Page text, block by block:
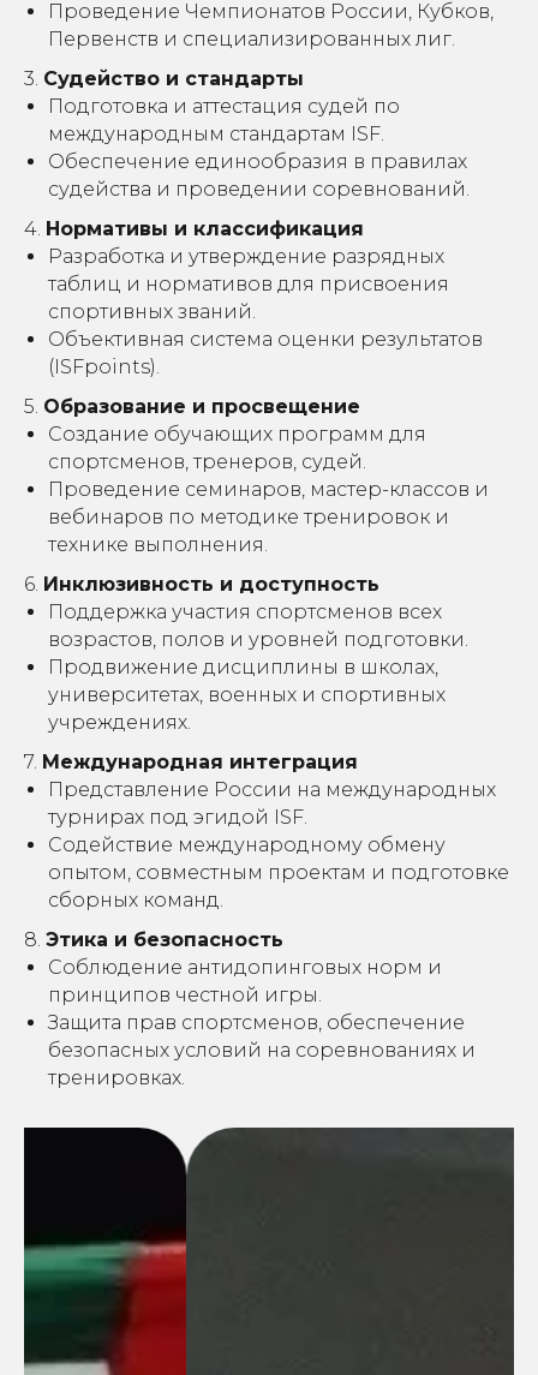
Проведение Чемпионатов России, Кубков,
Первенств и специализированных лиг.
3. Судейство и стандарты
Подготовка и аттестация судей по
международным стандартам ISF.
Обеспечение единообразия в правилах
судейства и проведении соревнований.
4. Нормативы и классификация
Разработка и утверждение разрядных
таблиц и нормативов для присвоения
спортивных званий.
Объективная система оценки результатов
(ISFpoints).
5. Образование и просвещение
Создание обучающих программ для
спортсменов, тренеров, судей.
Проведение семинаров, мастер-классов и
вебинаров по методике тренировок и
технике выполнения.
6. Инклюзивность и доступность
Поддержка участия спортсменов всех
возрастов, полов и уровней подготовки.
Продвижение дисциплины в школах,
университетах, военных и спортивных
учреждениях.
7. Международная интеграция
Представление России на международных
турнирах под эгидой ISF.
Содействие международному обмену
опытом, совместным проектам и подготовке
сборных команд.
8. Этика и безопасность
Соблюдение антидопинговых норм и
принципов честной игры.
Защита прав спортсменов, обеспечение
безопасных условий на соревнованиях и
тренировках.